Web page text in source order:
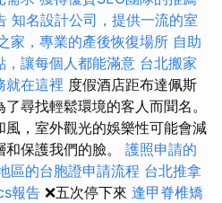
知名設計公司，提供一流的室
家，專業的產後恢復場所 自助
，讓每個人都能滿意 台北搬家
就在這裡 度假酒店距布達佩斯
尋找輕鬆環境的客人而聞名。
，室外觀光的娛樂性可能會減
保護我們的臉。 護照申請的
區的台胞證申請流程 台北推拿
報告 ❌五次停下來 逢甲脊椎矯